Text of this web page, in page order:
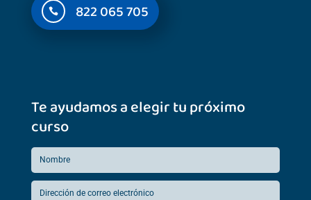
 822 065 705
Te ayudamos a elegir tu próximo
curso